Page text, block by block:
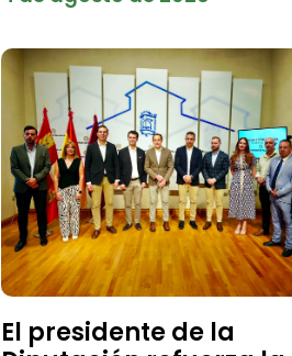
El presidente de la